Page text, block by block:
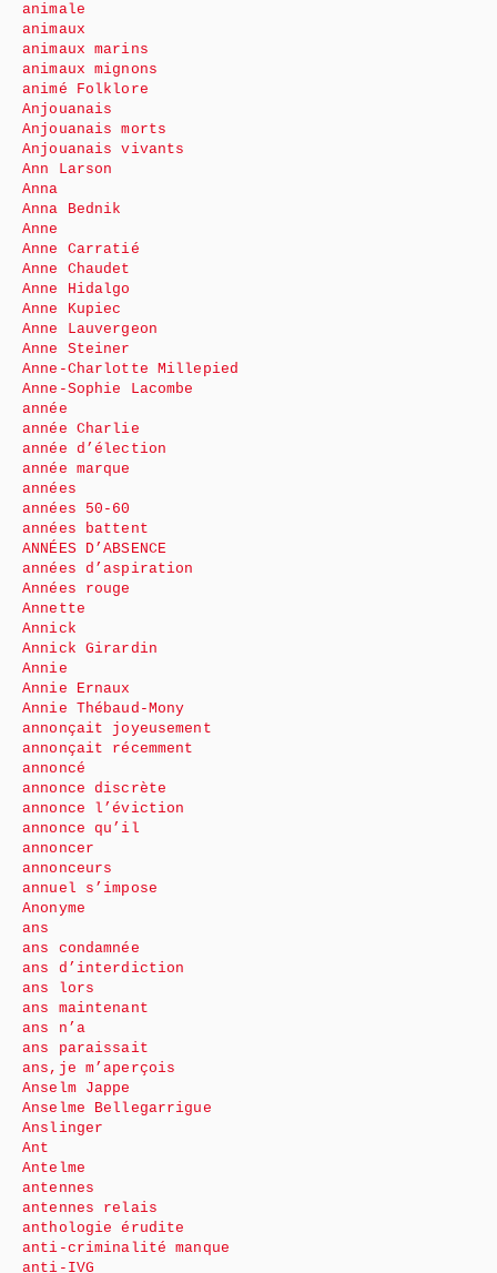
animale
animaux
animaux marins
animaux mignons
animé Folklore
Anjouanais
Anjouanais morts
Anjouanais vivants
Ann Larson
Anna
Anna Bednik
Anne
Anne Carratié
Anne Chaudet
Anne Hidalgo
Anne Kupiec
Anne Lauvergeon
Anne Steiner
Anne-Charlotte Millepied
Anne-Sophie Lacombe
année
année Charlie
année d’élection
année marque
années
années 50-60
années battent
ANNÉES D’ABSENCE
années d’aspiration
Années rouge
Annette
Annick
Annick Girardin
Annie
Annie Ernaux
Annie Thébaud-Mony
annonçait joyeusement
annonçait récemment
annoncé
annonce discrète
annonce l’éviction
annonce qu’il
annoncer
annonceurs
annuel s’impose
Anonyme
ans
ans condamnée
ans d’interdiction
ans lors
ans maintenant
ans n’a
ans paraissait
ans,je m’aperçois
Anselm Jappe
Anselme Bellegarrigue
Anslinger
Ant
Antelme
antennes
antennes relais
anthologie érudite
anti-criminalité manque
anti-IVG